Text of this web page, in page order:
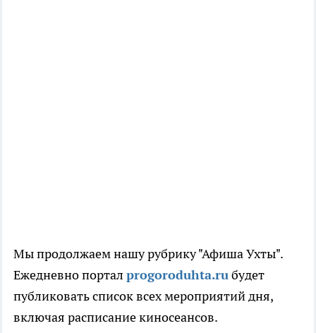
Мы продолжаем нашу рубрику "Афиша Ухты".
Ежедневно портал progoroduhta.ruбудет
публиковать список всех мероприятий дня,
включая расписание киносеансов.